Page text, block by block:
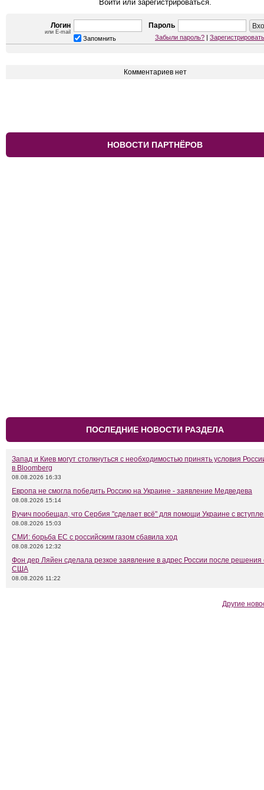
Войти или зарегистрироваться.
Логин
или E-mail
Пароль
Запомнить Забыли пароль? |
Комментариев нет
НОВОСТИ ПАРТНЁРОВ
ПОСЛЕДНИЕ НОВОСТИ РАЗДЕЛА
Запад и Киев могут столкнуться с необходимостью принять условия
в Bloomberg
08.08.2026 16:33
Европа не смогла победить Россию на Украине - заявление Медведева
08.08.2026 15:14
Вучич пообещал, что Сербия "сделает всё" для помощи Украине с
08.08.2026 15:03
СМИ: борьба ЕС с российским газом сбавила ход
08.08.2026 12:32
Фон дер Ляйен сделала резкое заявление в адрес России после решения
США
08.08.2026 11:22
Другие